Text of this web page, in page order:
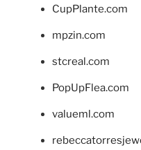
CupPlante.com
mpzin.com
stcreal.com
PopUpFlea.com
valueml.com